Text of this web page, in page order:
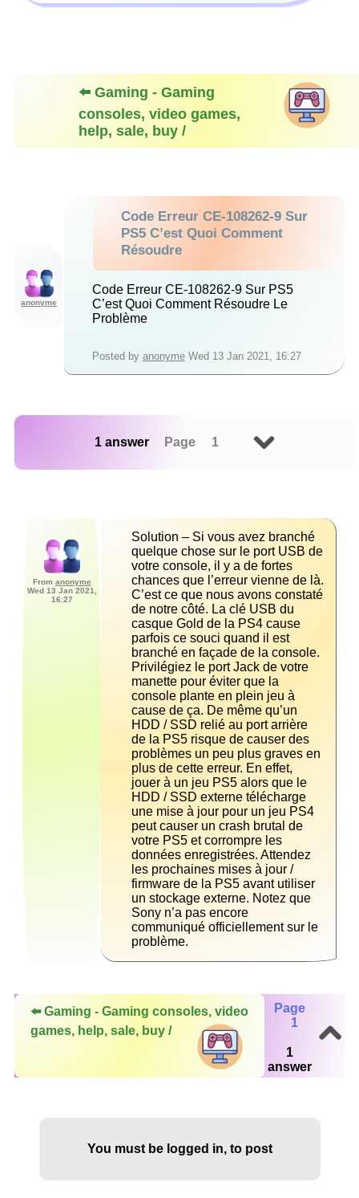
⬅️ Gaming - Gaming
consoles, video games,
help, sale, buy /
anonyme
Code Erreur CE-108262-9 Sur
PS5 C’est Quoi Comment
Résoudre
Code Erreur CE-108262-9 Sur PS5
C’est Quoi Comment Résoudre Le
Problème
Posted by anonymeWed 13 Jan 2021, 16:27
1 answer Page 1
From anonyme
Wed 13 Jan 2021,
16:27
Solution – Si vous avez branché
quelque chose sur le port USB de
votre console, il y a de fortes
chances que l’erreur vienne de là.
C’est ce que nous avons constaté
de notre côté. La clé USB du
casque Gold de la PS4 cause
parfois ce souci quand il est
branché en façade de la console.
Privilégiez le port Jack de votre
manette pour éviter que la
console plante en plein jeu à
cause de ça. De même qu’un
HDD / SSD relié au port arrière
de la PS5 risque de causer des
problèmes un peu plus graves en
plus de cette erreur. En effet,
jouer à un jeu PS5 alors que le
HDD / SSD externe télécharge
une mise à jour pour un jeu PS4
peut causer un crash brutal de
votre PS5 et corrompre les
données enregistrées. Attendez
les prochaines mises à jour /
firmware de la PS5 avant utiliser
un stockage externe. Notez que
Sony n’a pas encore
communiqué officiellement sur le
problème.
⬅️ Gaming - Gaming consoles, video
games, help, sale, buy /
Page
1
1
answer
You must be logged in, to post